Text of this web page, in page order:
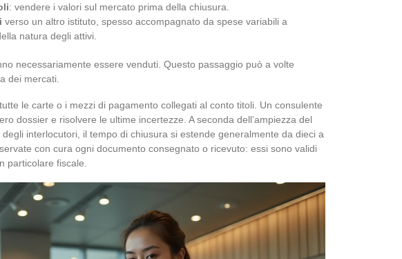
: vendere i valori sul mercato prima della chiusura.
verso un altro istituto, spesso accompagnato da spese variabili a
natura degli attivi.
necessariamente essere venduti. Questo passaggio può a volte
dei mercati.
le carte o i mezzi di pagamento collegati al conto titoli. Un consulente
dossier e risolvere le ultime incertezze. A seconda dell’ampiezza del
interlocutori, il tempo di chiusura si estende generalmente da dieci a
con cura ogni documento consegnato o ricevuto: essi sono validi
particolare fiscale.